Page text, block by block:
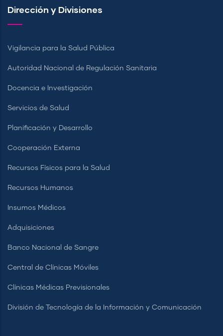
Dirección y Divisiones
Vigilancia para la Salud Pública
Autoridad Nacional de Regulación Sanitaria
Docencia e Investigación
Servicios de Salud
Planificación y Desarrollo
Cooperación Externa
Recursos Físicos para la Salud
Recursos Humanos
Insumos Médicos
Adquisiciones
Banco Nacional de Sangre
Central de Clínicas Móviles
Clínicas Médicas Previsionales
División de Tecnología de la Información y Comunicación